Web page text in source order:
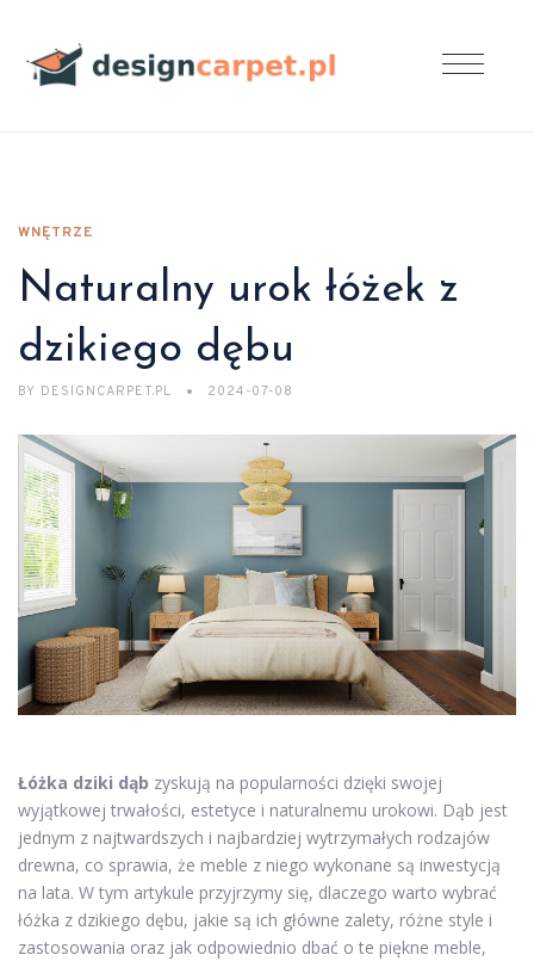
WNĘTRZE
Naturalny urok łóżek z
dzikiego dębu
BY DESIGNCARPET.PL 2024-07-08
Łóżka dziki dąb zyskują na popularności dzięki swojej
wyjątkowej trwałości, estetyce i naturalnemu urokowi. Dąb jest
jednym z najtwardszych i najbardziej wytrzymałych rodzajów
drewna, co sprawia, że meble z niego wykonane są inwestycją
na lata. W tym artykule przyjrzymy się, dlaczego warto wybrać
łóżka z dzikiego dębu, jakie są ich główne zalety, różne style i
zastosowania oraz jak odpowiednio dbać o te piękne meble,